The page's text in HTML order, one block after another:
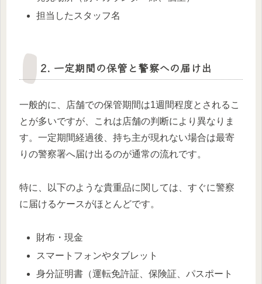
担当したスタッフ名
2. 一定期間の保管と警察への届け出
一般的に、店舗での保管期間は1週間程度とされるこ
とが多いですが、これは店舗の判断により異なりま
す。一定期間経過後、持ち主が現れない場合は最寄
りの警察署へ届け出るのが通常の流れです。
特に、以下のような貴重品に関しては、すぐに警察
に届けるケースがほとんどです。
財布・現金
スマートフォンやタブレット
身分証明書（運転免許証、保険証、パスポート